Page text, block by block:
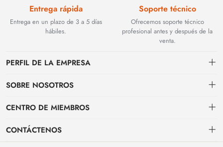
Entrega rápida
Entrega en un plazo de 3 a 5 días
hábiles.
Soporte técnico
Ofrecemos soporte técnico
profesional antes y después de la
venta.
PERFIL DE LA EMPRESA
Fundada en 2002, BEYOND TECHNOLOGY INTERNATIONAL LIMITED
rendimiento. Con la evolución de las redes industriales, ampliamos
SOBRE NOSOTROS
Contacto
Condiciones de pago & facturación
CENTRO DE MIEMBROS
centro personal
Mi pedido
CONTÁCTENOS